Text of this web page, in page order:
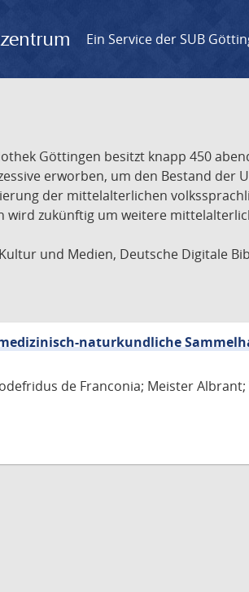
Ein Service der SUB
Göttingen besitzt knapp 450
erworben, um den Bestand der
der mittelalterlichen
wird zukünftig um weitere
und Medien, Deutsche Digitale
naturkundliche
de Franconia; Meister